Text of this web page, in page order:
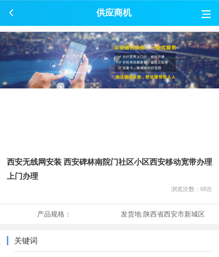
供应商机
西安无线网安装 西安碑林南院门社区小区西安移动宽带办理
上门办理
浏览次数： 68次
产品规格： 发货地:陕西省西安市新城区
关键词